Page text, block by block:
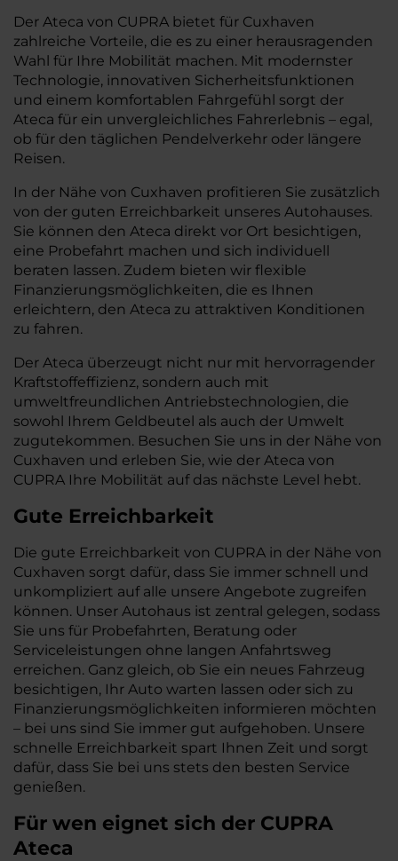
Der Ateca von CUPRA bietet für Cuxhaven
zahlreiche Vorteile, die es zu einer herausragenden
Wahl für Ihre Mobilität machen. Mit modernster
Technologie, innovativen Sicherheitsfunktionen
und einem komfortablen Fahrgefühl sorgt der
Ateca für ein unvergleichliches Fahrerlebnis – egal,
ob für den täglichen Pendelverkehr oder längere
Reisen.
In der Nähe von Cuxhaven profitieren Sie zusätzlich
von der guten Erreichbarkeit unseres Autohauses.
Sie können den Ateca direkt vor Ort besichtigen,
eine Probefahrt machen und sich individuell
beraten lassen. Zudem bieten wir flexible
Finanzierungsmöglichkeiten, die es Ihnen
erleichtern, den Ateca zu attraktiven Konditionen
zu fahren.
Der Ateca überzeugt nicht nur mit hervorragender
Kraftstoffeffizienz, sondern auch mit
umweltfreundlichen Antriebstechnologien, die
sowohl Ihrem Geldbeutel als auch der Umwelt
zugutekommen. Besuchen Sie uns in der Nähe von
Cuxhaven und erleben Sie, wie der Ateca von
CUPRA Ihre Mobilität auf das nächste Level hebt.
Gute Erreichbarkeit
Die gute Erreichbarkeit von CUPRA in der Nähe von
Cuxhaven sorgt dafür, dass Sie immer schnell und
unkompliziert auf alle unsere Angebote zugreifen
können. Unser Autohaus ist zentral gelegen, sodass
Sie uns für Probefahrten, Beratung oder
Serviceleistungen ohne langen Anfahrtsweg
erreichen. Ganz gleich, ob Sie ein neues Fahrzeug
besichtigen, Ihr Auto warten lassen oder sich zu
Finanzierungsmöglichkeiten informieren möchten
– bei uns sind Sie immer gut aufgehoben. Unsere
schnelle Erreichbarkeit spart Ihnen Zeit und sorgt
dafür, dass Sie bei uns stets den besten Service
genießen.
Für wen eignet sich der CUPRA
Ateca